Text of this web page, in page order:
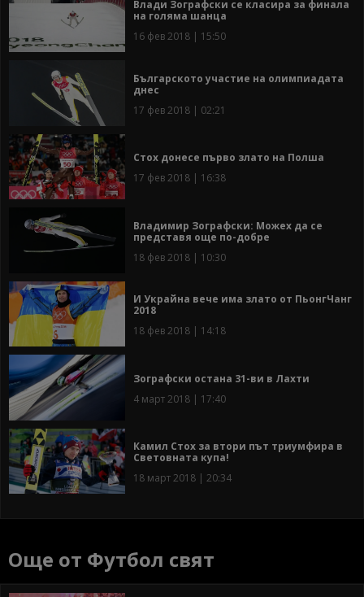
Влади Зографски се класира за финала
на голяма шанца
16 фев 2018 | 15:50
Българското участие на олимпиадата
днес
17 фев 2018 | 02:21
Стох донесе първо злато на Полша
17 фев 2018 | 16:38
Владимир Зографски: Можех да се
представя още по-добре
18 фев 2018 | 10:30
И Украйна вече има злато от ПьонгЧанг
2018
18 фев 2018 | 14:18
Зографски остана 31-ви в Лахти
4 март 2018 | 17:40
Камил Стох за втори път триумфира в
Световната купа!
18 март 2018 | 20:34
Още от Футбол свят